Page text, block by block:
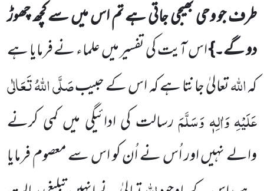
طرف جو وحی بھیجی جاتی ہے تم اس میں سے کچھ چھوڑ
دو گے۔}اس آیت کی تفسیر میں علماء نے فرمایا ہے
کہاللہتعالیٰ جانتا ہے کہ اس کے حبیبصَلَّی اللہُ تَعَالٰی
عَلَیْہِ وَاٰلِہٖ وَسَلَّمَرسالت کی ادائیگی میں کمی کرنے
والے نہیں اور اُس نے اُن کو اس سے معصوم فرمایا